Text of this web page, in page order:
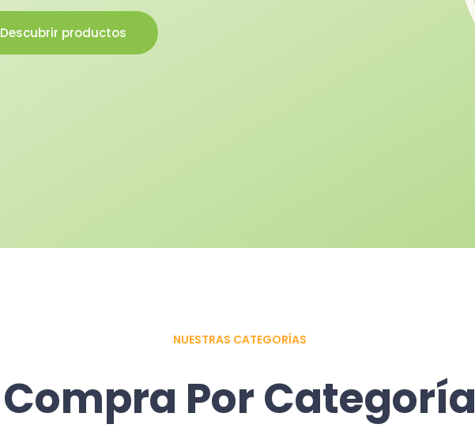
Descubrir productos
NUESTRAS CATEGORÍAS
Compra Por Categoría